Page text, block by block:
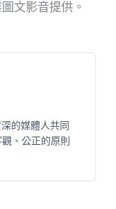
文影音提供。
的媒體人共同
、公正的原則